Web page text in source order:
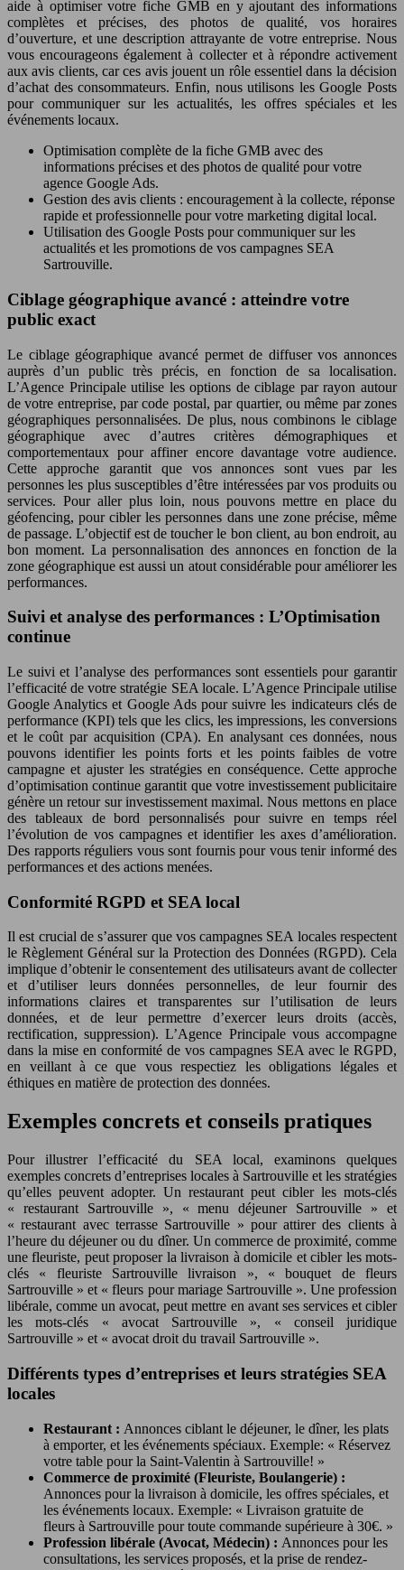
aide à optimiser votre fiche GMB en y ajoutant des informations
complètes et précises, des photos de qualité, vos horaires
d’ouverture, et une description attrayante de votre entreprise. Nous
vous encourageons également à collecter et à répondre activement
aux avis clients, car ces avis jouent un rôle essentiel dans la décision
d’achat des consommateurs. Enfin, nous utilisons les Google Posts
pour communiquer sur les actualités, les offres spéciales et les
événements locaux.
Optimisation complète de la fiche GMB avec des
informations précises et des photos de qualité pour votre
agence Google Ads.
Gestion des avis clients : encouragement à la collecte, réponse
rapide et professionnelle pour votre marketing digital local.
Utilisation des Google Posts pour communiquer sur les
actualités et les promotions de vos campagnes SEA
Sartrouville.
Ciblage géographique avancé : atteindre votre
public exact
Le ciblage géographique avancé permet de diffuser vos annonces
auprès d’un public très précis, en fonction de sa localisation.
L’Agence Principale utilise les options de ciblage par rayon autour
de votre entreprise, par code postal, par quartier, ou même par zones
géographiques personnalisées. De plus, nous combinons le ciblage
géographique avec d’autres critères démographiques et
comportementaux pour affiner encore davantage votre audience.
Cette approche garantit que vos annonces sont vues par les
personnes les plus susceptibles d’être intéressées par vos produits ou
services. Pour aller plus loin, nous pouvons mettre en place du
géofencing, pour cibler les personnes dans une zone précise, même
de passage. L’objectif est de toucher le bon client, au bon endroit, au
bon moment. La personnalisation des annonces en fonction de la
zone géographique est aussi un atout considérable pour améliorer les
performances.
Suivi et analyse des performances : L’Optimisation
continue
Le suivi et l’analyse des performances sont essentiels pour garantir
l’efficacité de votre stratégie SEA locale. L’Agence Principale utilise
Google Analytics et Google Ads pour suivre les indicateurs clés de
performance (KPI) tels que les clics, les impressions, les conversions
et le coût par acquisition (CPA). En analysant ces données, nous
pouvons identifier les points forts et les points faibles de votre
campagne et ajuster les stratégies en conséquence. Cette approche
d’optimisation continue garantit que votre investissement publicitaire
génère un retour sur investissement maximal. Nous mettons en place
des tableaux de bord personnalisés pour suivre en temps réel
l’évolution de vos campagnes et identifier les axes d’amélioration.
Des rapports réguliers vous sont fournis pour vous tenir informé des
performances et des actions menées.
Conformité RGPD et SEA local
Il est crucial de s’assurer que vos campagnes SEA locales respectent
le Règlement Général sur la Protection des Données (RGPD). Cela
implique d’obtenir le consentement des utilisateurs avant de collecter
et d’utiliser leurs données personnelles, de leur fournir des
informations claires et transparentes sur l’utilisation de leurs
données, et de leur permettre d’exercer leurs droits (accès,
rectification, suppression). L’Agence Principale vous accompagne
dans la mise en conformité de vos campagnes SEA avec le RGPD,
en veillant à ce que vous respectiez les obligations légales et
éthiques en matière de protection des données.
Exemples concrets et conseils pratiques
Pour illustrer l’efficacité du SEA local, examinons quelques
exemples concrets d’entreprises locales à Sartrouville et les stratégies
qu’elles peuvent adopter. Un restaurant peut cibler les mots-clés
« restaurant Sartrouville », « menu déjeuner Sartrouville » et
« restaurant avec terrasse Sartrouville » pour attirer des clients à
l’heure du déjeuner ou du dîner. Un commerce de proximité, comme
une fleuriste, peut proposer la livraison à domicile et cibler les mots-
clés « fleuriste Sartrouville livraison », « bouquet de fleurs
Sartrouville » et « fleurs pour mariage Sartrouville ». Une profession
libérale, comme un avocat, peut mettre en avant ses services et cibler
les mots-clés « avocat Sartrouville », « conseil juridique
Sartrouville » et « avocat droit du travail Sartrouville ».
Différents types d’entreprises et leurs stratégies SEA
locales
Restaurant : Annonces ciblant le déjeuner, le dîner, les plats
à emporter, et les événements spéciaux. Exemple: « Réservez
votre table pour la Saint-Valentin à Sartrouville! »
Commerce de proximité (Fleuriste, Boulangerie) :
Annonces pour la livraison à domicile, les offres spéciales, et
les événements locaux. Exemple: « Livraison gratuite de
fleurs à Sartrouville pour toute commande supérieure à 30€. »
Profession libérale (Avocat, Médecin) : Annonces pour les
consultations, les services proposés, et la prise de rendez-